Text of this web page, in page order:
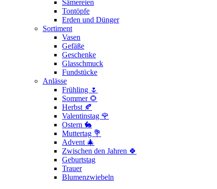
Sämereien
Tontöpfe
Erden und Dünger
Sortiment
Vasen
Gefäße
Geschenke
Glasschmuck
Fundstücke
Anlässe
Frühling 🌷
Sommer 🌻
Herbst 🍂
Valentinstag 🌹
Ostern 🐇
Muttertag 💐
Advent 🎄
Zwischen den Jahren 🍀
Geburtstag
Trauer
Blumenzwiebeln